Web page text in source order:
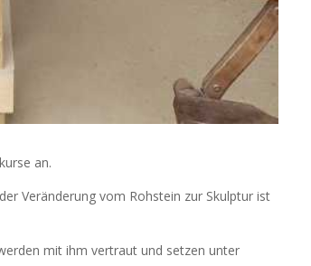
an.
Veränderung vom Rohstein zur Skulptur ist
mit ihm vertraut und setzen unter